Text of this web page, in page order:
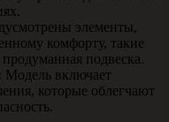
элементы,
комфорту, такие
подвеска.
Модель включает
которые облегчают